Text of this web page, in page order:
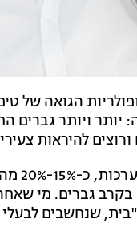
הגואה של
יותר ויותר גברים
להיראות
גם
בקרב גברים. מי
שנחשבים